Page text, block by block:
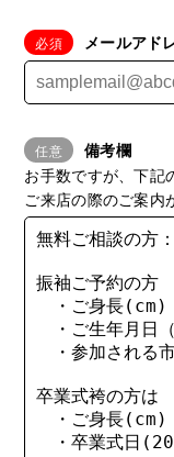
メールアド
備考欄
お手数ですが、下記
ご来店の際のご案内